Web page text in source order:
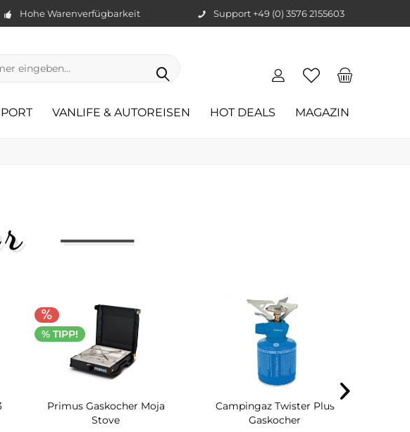
Hohe Warenverfügbarkeit Support +49 (0) 3576 2155603
VANLIFE & AUTOREISEN HOT DEALS MAGAZIN
% TIPP!
Primus Gaskocher Moja
Stove
Campingaz Twister Plus
Gaskocher